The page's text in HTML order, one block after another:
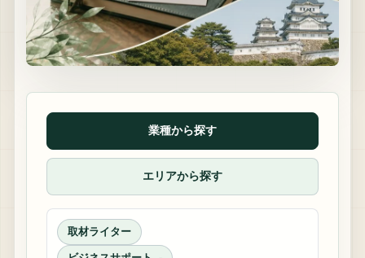
業種から探す
エリアから探す
取材ライター